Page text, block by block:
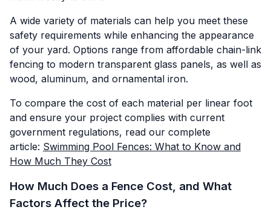
A wide variety of materials can help you meet these
safety requirements while enhancing the appearance
of your yard. Options range from affordable chain-link
fencing to modern transparent glass panels, as well as
wood, aluminum, and ornamental iron.
To compare the cost of each material per linear foot
and ensure your project complies with current
government regulations, read our complete
article: Swimming Pool Fences: What to Know and
How Much They Cost
How Much Does a Fence Cost, and What
Factors Affect the Price?